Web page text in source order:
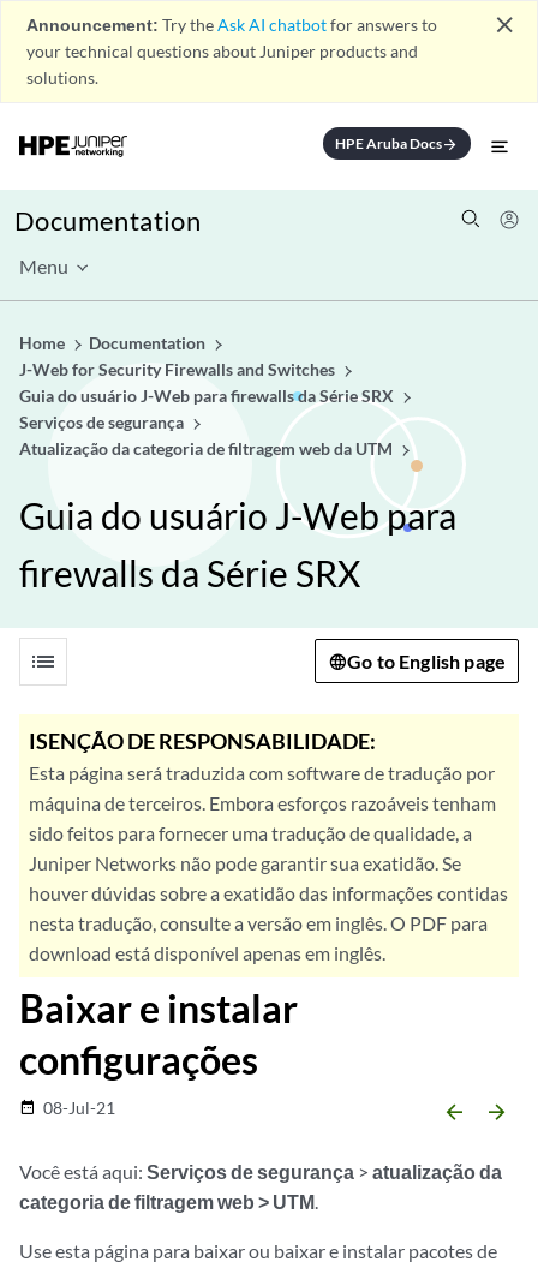
Announcement: Try theAsk AI chatbotfor answers to
your technical questions about Juniper products and
solutions.
close
HPE Aruba Docsarrow_forward
Documentation
Menu
Home
Documentation
J-Web for Security Firewalls and Switches
Guia do usuário J-Web para firewalls da Série SRX
Serviços de segurança
Atualização da categoria de filtragem web da UTM
Guia do usuário J-Web para
firewalls da Série SRX
list Go to English page
ISENÇÃO DE RESPONSABILIDADE:
Esta página será traduzida com software de tradução por
máquina de terceiros. Embora esforços razoáveis tenham
sido feitos para fornecer uma tradução de qualidade, a
Juniper Networks não pode garantir sua exatidão. Se
houver dúvidas sobre a exatidão das informações contidas
nesta tradução, consulte a versão em inglês. O PDF para
download está disponível apenas em inglês.
Baixar e instalar
configurações
date_range 08-Jul-21 arrow_backward arrow_forward
Você está aqui: Serviços de segurança > atualização da
categoria de filtragem web > UTM.
Use esta página para baixar ou baixar e instalar pacotes de